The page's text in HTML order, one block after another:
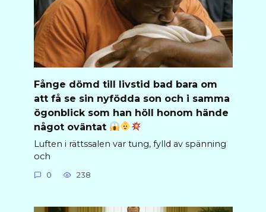
Fånge dömd till livstid bad bara om
att få se sin nyfödda son och i samma
ögonblick som han höll honom hände
något oväntat
Luften i rättssalen var tung, fylld av spänning
och
0 238